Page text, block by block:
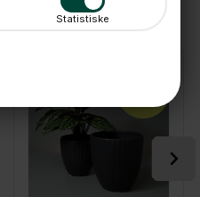
Statistiske
IDÉER